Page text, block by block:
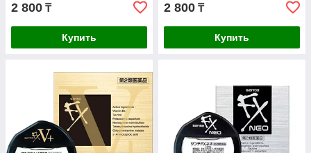
2 800 ₸
Купить
2 800 ₸
Купить